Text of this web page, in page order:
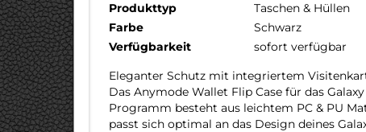
Produkttyp
Taschen & Hüllen
Farbe
Schwarz
Verfügbarkeit
sofort verfügbar
Eleganter Schutz mit integriertem
Das Anymode Wallet Flip Case für das
Programm besteht aus leichtem PC & PU
passt sich optimal an das Design deines